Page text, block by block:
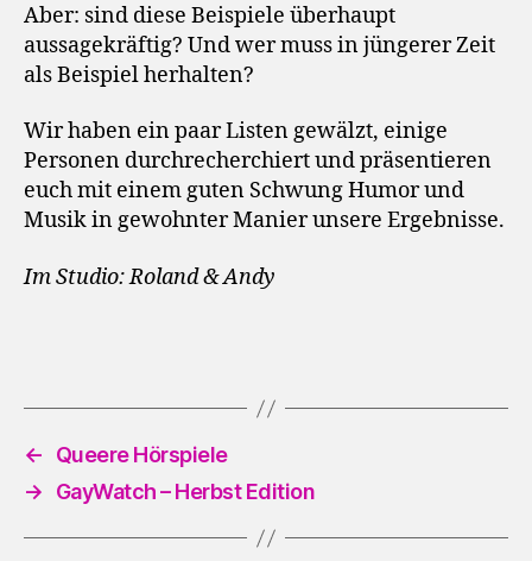
Aber: sind diese Beispiele überhaupt
aussagekräftig? Und wer muss in jüngerer Zeit
als Beispiel herhalten?
Wir haben ein paar Listen gewälzt, einige
Personen durchrecherchiert und präsentieren
euch mit einem guten Schwung Humor und
Musik in gewohnter Manier unsere Ergebnisse.
Im Studio: Roland & Andy
←
Queere Hörspiele
→
GayWatch – Herbst Edition